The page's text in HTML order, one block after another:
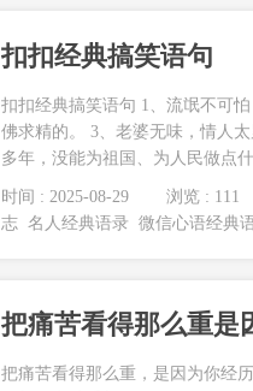
扣扣经典搞笑语句
扣扣经典搞笑语句 1、流氓不可
佛求精的。 3、老婆无味，情人
多年，没能为祖国、为人民做点
时间 : 2025-08-29 浏览 : 111
志 名人经典语录 微信心语经典
把痛苦看得那么重是
把痛苦看得那么重，是因为你经